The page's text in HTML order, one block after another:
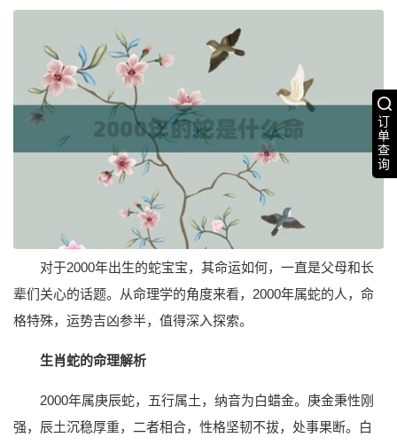
订
单
查
询
对于2000年出生的蛇宝宝，其命运如何，一直是父母和长
辈们关心的话题。从命理学的角度来看，2000年属蛇的人，命
格特殊，运势吉凶参半，值得深入探索。
生肖蛇的命理解析
2000年属庚辰蛇，五行属土，纳音为白蜡金。庚金秉性刚
强，辰土沉稳厚重，二者相合，性格坚韧不拔，处事果断。白